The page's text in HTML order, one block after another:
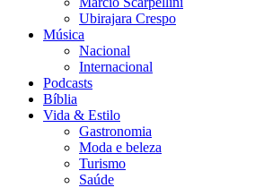
Ubirajara Crespo
Música
Nacional
Internacional
Podcasts
Bíblia
Vida & Estilo
Gastronomia
Moda e beleza
Turismo
Saúde